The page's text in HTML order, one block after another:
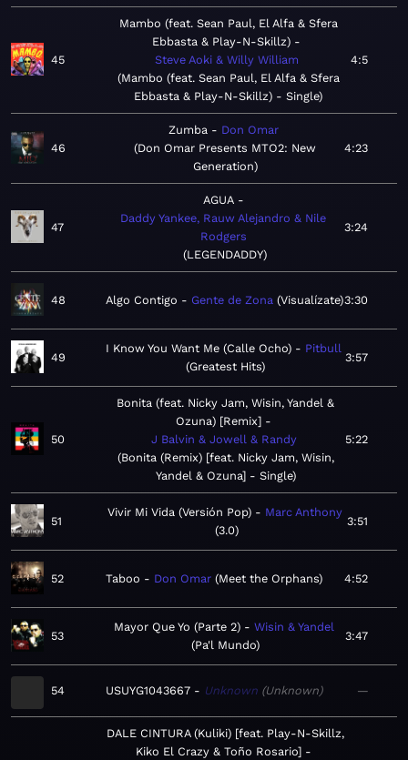
45
Mambo (feat. Sean Paul, El Alfa & Sfera
Ebbasta & Play-N-Skillz)
Steve Aoki & Willy William
Mambo (feat. Sean Paul, El Alfa & Sfera
Ebbasta & Play-N-Skillz) - Single
4:5
46
Zumba
Don Omar
Don Omar Presents MTO2: New
Generation
4:23
47
AGUA
Daddy Yankee, Rauw Alejandro & Nile
Rodgers
LEGENDADDY
3:24
48 Algo Contigo Gente de Zona Visualízate 3:30
49
I Know You Want Me (Calle Ocho)
Pitbull
Greatest Hits
3:57
50
Bonita (feat. Nicky Jam, Wisin, Yandel &
Ozuna) [Remix]
J Balvin & Jowell & Randy
Bonita (Remix) [feat. Nicky Jam, Wisin,
Yandel & Ozuna] - Single
5:22
51
Vivir Mi Vida (Versión Pop)
Marc Anthony
3.0
3:51
52 Taboo Don Omar Meet the Orphans 4:52
53
Mayor Que Yo (Parte 2)
Wisin & Yandel
Pa'l Mundo
3:47
54 USUYG1043667 Unknown Unknown —
DALE CINTURA (Kuliki) [feat. Play-N-Skillz,
Kiko El Crazy & Toño Rosario]